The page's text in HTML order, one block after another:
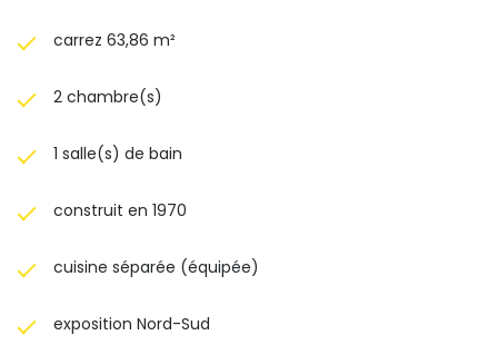
carrez 63,86 m²
2 chambre(s)
1 salle(s) de bain
construit en 1970
cuisine séparée (équipée)
exposition Nord-Sud